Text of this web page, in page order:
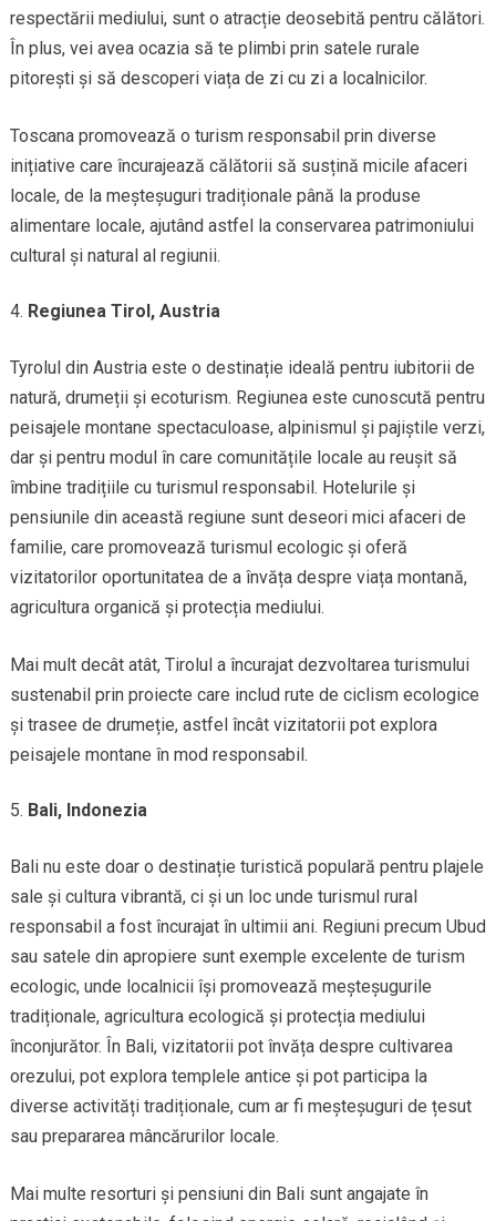
respectării mediului, sunt o atracție deosebită pentru călători.
În plus, vei avea ocazia să te plimbi prin satele rurale
pitorești și să descoperi viața de zi cu zi a localnicilor.
Toscana promovează o turism responsabil prin diverse
inițiative care încurajează călătorii să susțină micile afaceri
locale, de la meșteșuguri tradiționale până la produse
alimentare locale, ajutând astfel la conservarea patrimoniului
cultural și natural al regiunii.
Regiunea Tirol, Austria
Tyrolul din Austria este o destinație ideală pentru iubitorii de
natură, drumeții și ecoturism. Regiunea este cunoscută pentru
peisajele montane spectaculoase, alpinismul și pajiștile verzi,
dar și pentru modul în care comunitățile locale au reușit să
îmbine tradițiile cu turismul responsabil. Hotelurile și
pensiunile din această regiune sunt deseori mici afaceri de
familie, care promovează turismul ecologic și oferă
vizitatorilor oportunitatea de a învăța despre viața montană,
agricultura organică și protecția mediului.
Mai mult decât atât, Tirolul a încurajat dezvoltarea turismului
sustenabil prin proiecte care includ rute de ciclism ecologice
și trasee de drumeție, astfel încât vizitatorii pot explora
peisajele montane în mod responsabil.
Bali, Indonezia
Bali nu este doar o destinație turistică populară pentru plajele
sale și cultura vibrantă, ci și un loc unde turismul rural
responsabil a fost încurajat în ultimii ani. Regiuni precum Ubud
sau satele din apropiere sunt exemple excelente de turism
ecologic, unde localnicii își promovează meșteșugurile
tradiționale, agricultura ecologică și protecția mediului
înconjurător. În Bali, vizitatorii pot învăța despre cultivarea
orezului, pot explora templele antice și pot participa la
diverse activități tradiționale, cum ar fi meșteșuguri de țesut
sau prepararea mâncărurilor locale.
Mai multe resorturi și pensiuni din Bali sunt angajate în